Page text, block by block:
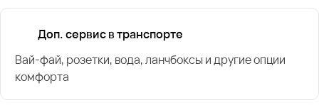
Доп. сервис в транспорте
Вай-фай, розетки, вода, ланчбоксы и другие опции
комфорта